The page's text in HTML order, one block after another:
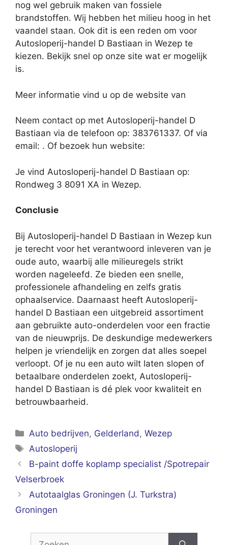
nog wel gebruik maken van fossiele
brandstoffen. Wij hebben het milieu hoog in het
vaandel staan. Ook dit is een reden om voor
Autosloperij-handel D Bastiaan in Wezep te
kiezen. Bekijk snel op onze site wat er mogelijk
is.
Meer informatie vind u op de website van
Neem contact op met Autosloperij-handel D
Bastiaan via de telefoon op: 383761337. Of via
email: . Of bezoek hun website:
Je vind Autosloperij-handel D Bastiaan op:
Rondweg 3 8091 XA in Wezep.
Conclusie
Bij Autosloperij-handel D Bastiaan in Wezep kun
je terecht voor het verantwoord inleveren van je
oude auto, waarbij alle milieuregels strikt
worden nageleefd. Ze bieden een snelle,
professionele afhandeling en zelfs gratis
ophaalservice. Daarnaast heeft Autosloperij-
handel D Bastiaan een uitgebreid assortiment
aan gebruikte auto-onderdelen voor een fractie
van de nieuwprijs. De deskundige medewerkers
helpen je vriendelijk en zorgen dat alles soepel
verloopt. Of je nu een auto wilt laten slopen of
betaalbare onderdelen zoekt, Autosloperij-
handel D Bastiaan is dé plek voor kwaliteit en
betrouwbaarheid.
Categorieën
Auto bedrijven, Gelderland ,Wezep
Tags
Autosloperij
B-paint doffe koplamp specialist /Spotrepair
Velserbroek
Autotaalglas Groningen (J. Turkstra)
Groningen